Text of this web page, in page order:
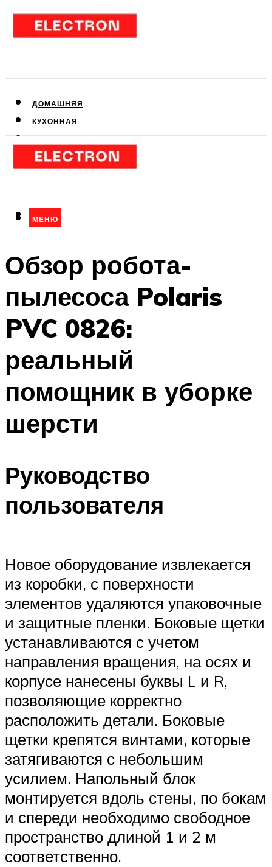
ДОМАШНЯЯ
КУХОННАЯ
КЛИМАТИЧЕСКАЯ
МЕНЮ
МЕНЮ
Обзор робота-
пылесоса Polaris
PVC 0826:
реальный
помощник в уборке
шерсти
Руководство
пользователя
Новое оборудование извлекается
из коробки, с поверхности
элементов удаляются упаковочные
и защитные пленки. Боковые щетки
устанавливаются с учетом
направления вращения, на осях и
корпусе нанесены буквы L и R,
позволяющие корректно
расположить детали. Боковые
щетки крепятся винтами, которые
затягиваются с небольшим
усилием. Напольный блок
монтируется вдоль стены, по бокам
и спереди необходимо свободное
пространство длиной 1 и 2 м
соответственно.